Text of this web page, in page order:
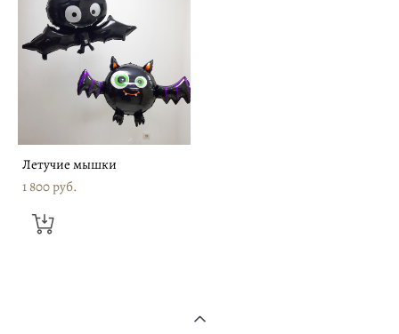
Летучие мышки
1 800 pуб.